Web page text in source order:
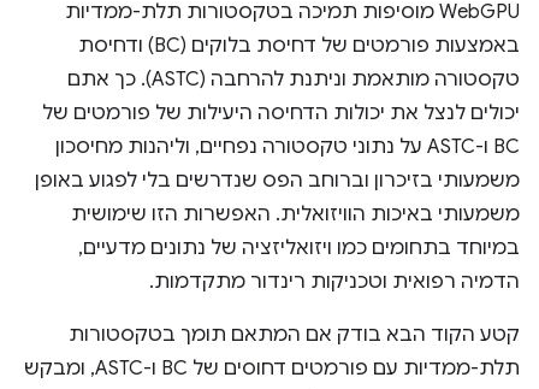
WebGPU מוסיפות תמיכה בטקסטורות תלת-ממדיות
באמצעות פורמטים של דחיסת בלוקים (BC) ודחיסת
טקסטורה מותאמת וניתנת להרחבה (ASTC). כך אתם
יכולים לנצל את יכולות הדחיסה היעילות של פורמטים של
BC ו-ASTC על נתוני טקסטורה נפחיים, וליהנות מחיסכון
משמעותי בזיכרון וברוחב הפס שנדרשים בלי לפגוע באופן
משמעותי באיכות הוויזואלית. האפשרות הזו שימושית
במיוחד בתחומים כמו ויזואליזציה של נתונים מדעיים,
הדמיה רפואית וטכניקות רינדור מתקדמות.
קטע הקוד הבא בודק אם המתאם תומך בטקסטורות
תלת-ממדיות עם פורמטים דחוסים של BC ו-ASTC, ומבקש